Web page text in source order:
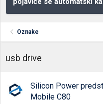
Oznake
usb drive
Silicon Power
Mobile C80